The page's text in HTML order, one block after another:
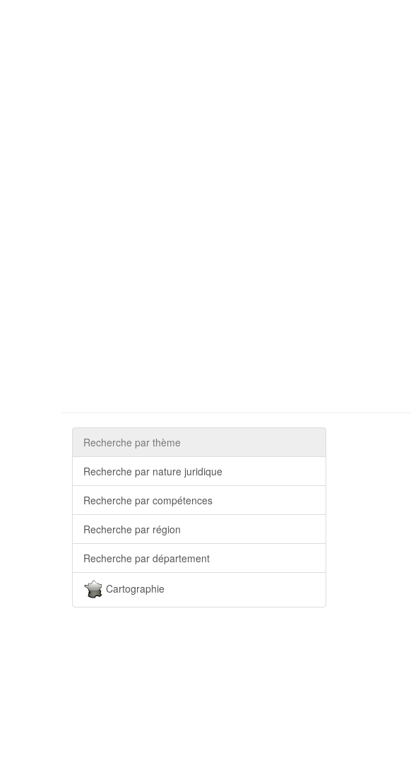
Recherche par thème
Recherche par nature juridique
Recherche par compétences
Recherche par région
Recherche par département
Cartographie